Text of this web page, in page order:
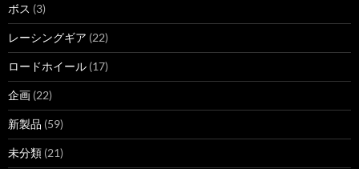
ボス (3)
レーシングギア (22)
ロードホイール (17)
企画 (22)
新製品 (59)
未分類 (21)